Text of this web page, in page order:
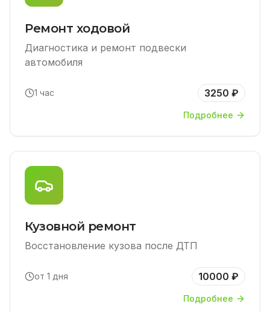
Ремонт ходовой
Диагностика и ремонт подвески
автомобиля
1 час 3250 ₽
Подробнее
Кузовной ремонт
Восстановление кузова после ДТП
от 1 дня 10000 ₽
Подробнее